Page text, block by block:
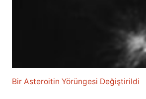
Bir Asteroitin Yörüngesi Değiştirildi